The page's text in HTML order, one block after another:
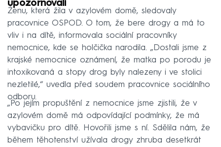
upozorňovali
Ženu, která žila v azylovém domě, sledovaly
pracovnice OSPOD. O tom, že bere drogy a má to
vliv i na dítě, informovala sociální pracovníky
nemocnice, kde se holčička narodila. „Dostali jsme z
krajské nemocnice oznámení, že matka po porodu je
intoxikovaná a stopy drog byly nalezeny i ve stolici
nezletilé,“ uvedla před soudem pracovnice sociálního
odboru.
„Po jejím propuštění z nemocnice jsme zjistili, že v
azylovém domě má odpovídající podmínky, že má
vybavičku pro dítě. Hovořili jsme s ní. Sdělila nám, že
během těhotenství užívala drogy zhruba desetkrát